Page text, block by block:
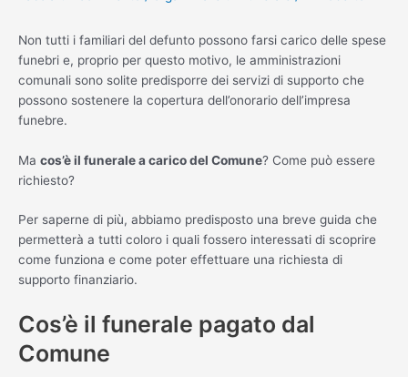
Non tutti i familiari del defunto possono farsi carico delle spese
funebri e, proprio per questo motivo, le amministrazioni
comunali sono solite predisporre dei servizi di supporto che
possono sostenere la copertura dell’onorario dell’impresa
funebre.
Ma cos’è il funerale a carico del Comune? Come può essere
richiesto?
Per saperne di più, abbiamo predisposto una breve guida che
permetterà a tutti coloro i quali fossero interessati di scoprire
come funziona e come poter effettuare una richiesta di
supporto finanziario.
Cos’è il funerale pagato dal
Comune